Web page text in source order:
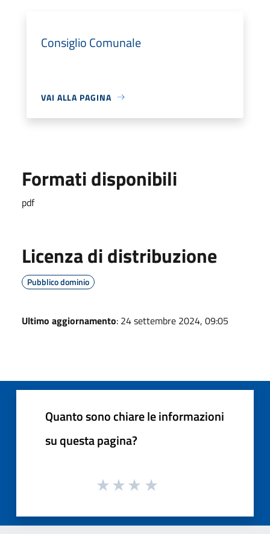
Consiglio Comunale
VAI ALLA PAGINA
Formati disponibili
pdf
Licenza di distribuzione
Pubblico dominio
Ultimo aggiornamento: 24 settembre 2024, 09:05
Quanto sono chiare le informazioni
su questa pagina?